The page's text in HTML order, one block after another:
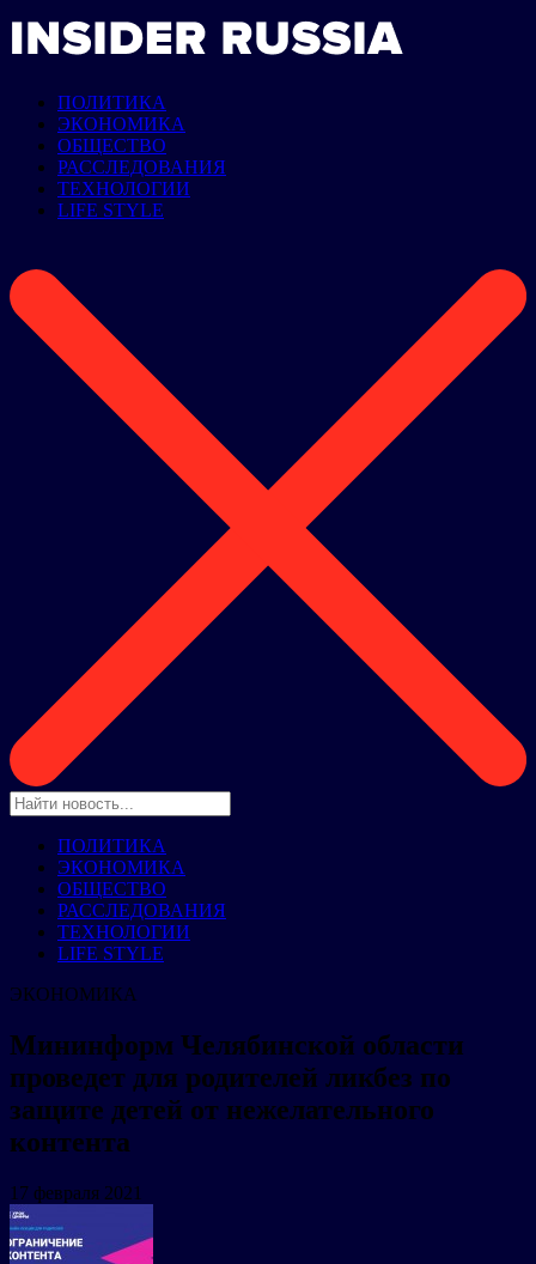
ПОЛИТИКА
ЭКОНОМИКА
ОБЩЕСТВО
РАССЛЕДОВАНИЯ
ТЕХНОЛОГИИ
LIFE STYLE
ПОЛИТИКА
ЭКОНОМИКА
ОБЩЕСТВО
РАССЛЕДОВАНИЯ
ТЕХНОЛОГИИ
LIFE STYLE
ЭКОНОМИКА
Мининформ Челябинской области
проведет для родителей ликбез по
защите детей от нежелательного
контента
17 февраля 2021